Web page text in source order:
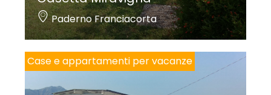
Paderno Franciacorta
Case e appartamenti per vacanze